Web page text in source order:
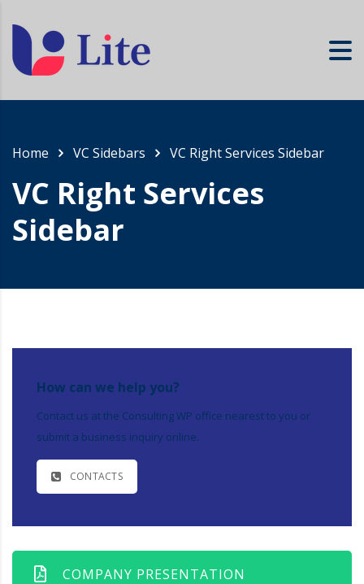
Home VC Sidebars VC Right Services Sidebar
VC Right Services
Sidebar
How can we help you?
Contact us at the Consulting WP office nearest to you or
submit a business inquiry online.
CONTACTS
COMPANY PRESENTATION